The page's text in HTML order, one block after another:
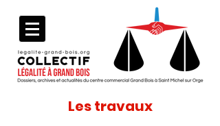
Les travaux